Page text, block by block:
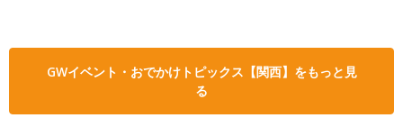
GWイベント・おでかけトピックス【関西】をもっと見
る